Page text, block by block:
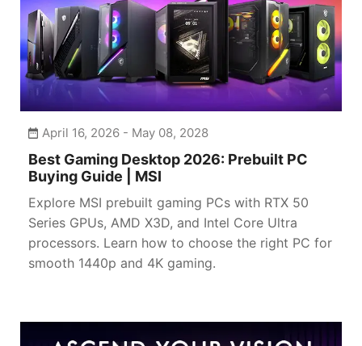
April 16, 2026 - May 08, 2028
Best Gaming Desktop 2026: Prebuilt PC
Buying Guide | MSI
Explore MSI prebuilt gaming PCs with RTX 50
Series GPUs, AMD X3D, and Intel Core Ultra
processors. Learn how to choose the right PC for
smooth 1440p and 4K gaming.